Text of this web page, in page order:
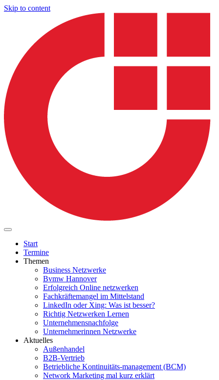
Skip to content
Start
Termine
Themen
Business Netzwerke
Bvmw Hannover
Erfolgreich Online netzwerken
Fachkräftemangel im Mittelstand
LinkedIn oder Xing: Was ist besser?
Richtig Netzwerken Lernen
Unternehmensnachfolge
Unternehmerinnen Netzwerke
Aktuelles
Außenhandel
B2B-Vertrieb
Betriebliche Kontinuitäts-management (BCM)
Network Marketing mal kurz erklärt